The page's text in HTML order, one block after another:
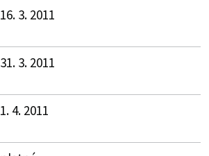
16. 3. 2011
31. 3. 2011
1. 4. 2011